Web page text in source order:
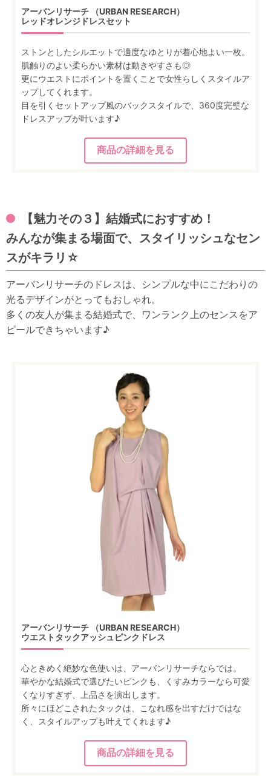
アーバンリサーチ （URBAN RESEARCH）
レッドオレンジドレスセット
ストンとしたシルエットで適度なゆとりが着心地よい一枚。
肌触りのよい柔らかい素材は動きやすさも◎
更にウエストにポイントを置くことで女性らしくスタイルア
ップしてくれます。
目を引くセットアップ風のバックスタイルで、360度完璧な
ドレスアップが叶います♪
【魅力その３】結婚式におすすめ！
みんなが集まる場面で、スタイリッシュなセン
スがキラリ☆
アーバンリサーチのドレスは、シンプルな中にこだわりの
光るデザインがとってもおしゃれ。
多くの友人が集まる結婚式で、ワンランク上のセンスをア
ピールできちゃいます♪
アーバンリサーチ （URBAN RESEARCH）
ウエストタックアッシュピンクドレス
心ときめく絶妙な色使いは、アーバンリサーチならでは。
華やかな結婚式で選びたいピンクも、くすみカラーなら可愛
くなりすぎず、上品さを演出します。
所々にほどこされたタックは、こなれ感を出すだけではな
く、スタイルアップも叶えてくれます♪